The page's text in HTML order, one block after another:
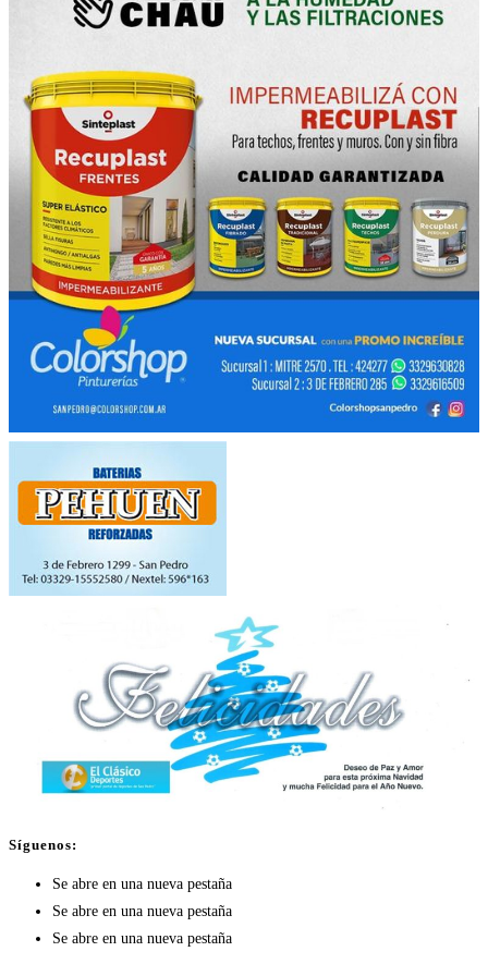
Síguenos:
Se abre en una nueva pestaña
Se abre en una nueva pestaña
Se abre en una nueva pestaña